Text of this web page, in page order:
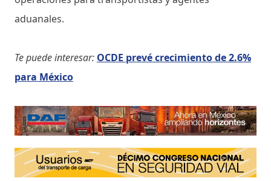
aduanales.
Te puede interesar: OCDE prevé crecimiento de 2.6%
para México